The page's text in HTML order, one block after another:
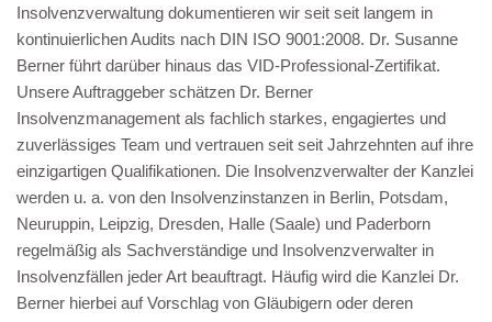
Insolvenzverwaltung dokumentieren wir seit seit langem in
kontinuierlichen Audits nach DIN ISO 9001:2008. Dr. Susanne
Berner führt darüber hinaus das VID-Professional-Zertifikat.
Unsere Auftraggeber schätzen Dr. Berner
Insolvenzmanagement als fachlich starkes, engagiertes und
zuverlässiges Team und vertrauen seit seit Jahrzehnten auf ihre
einzigartigen Qualifikationen. Die Insolvenzverwalter der Kanzlei
werden u. a. von den Insolvenzinstanzen in Berlin, Potsdam,
Neuruppin, Leipzig, Dresden, Halle (Saale) und Paderborn
regelmäßig als Sachverständige und Insolvenzverwalter in
Insolvenzfällen jeder Art beauftragt. Häufig wird die Kanzlei Dr.
Berner hierbei auf Vorschlag von Gläubigern oder deren